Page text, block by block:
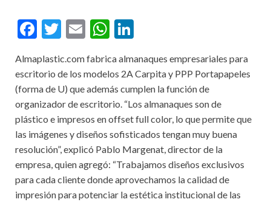
F
e
b
o
o
k
T
itt
er
E
ai
l
W
at
s
A
p
p
ke
dI
n
Almaplastic.com fabrica almanaques empresariales para
escritorio de los modelos 2A Carpita y PPP Portapapeles
(forma de U) que además cumplen la función de
organizador de escritorio. “Los almanaques son de
plástico e impresos en offset full color, lo que permite que
las imágenes y diseños sofisticados tengan muy buena
resolución”, explicó Pablo Margenat, director de la
empresa, quien agregó: “Trabajamos diseños exclusivos
para cada cliente donde aprovechamos la calidad de
impresión para potenciar la estética institucional de las